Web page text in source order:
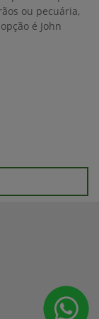
ou pecuária,
é John